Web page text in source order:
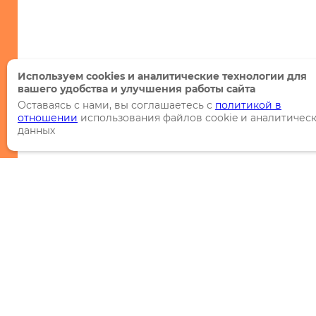
Используем cookies и аналитические технологии для
вашего удобства и улучшения работы сайта
Оставаясь с нами, вы соглашаетесь с политикой в
отношении использования файлов cookie и
данных